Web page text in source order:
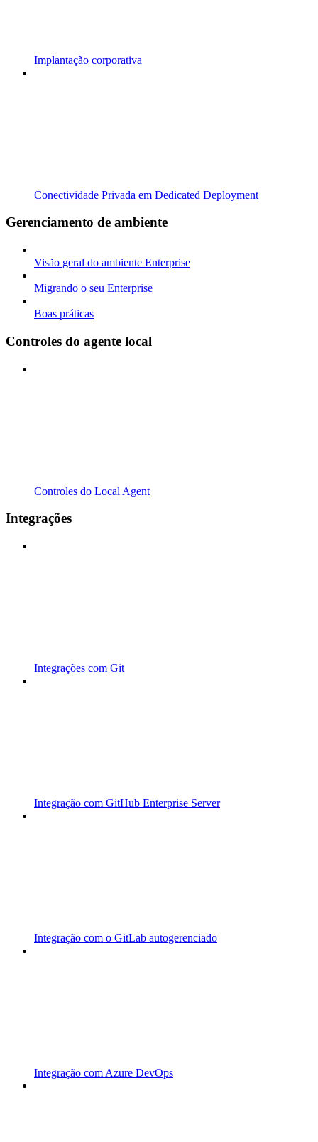
Implantação corporativa
Conectividade Privada em Dedicated Deployment
Gerenciamento de ambiente
Visão geral do ambiente Enterprise
Migrando o seu Enterprise
Boas práticas
Controles do agente local
Controles do Local Agent
Integrações
Integrações com Git
Integração com GitHub Enterprise Server
Integração com o GitLab autogerenciado
Integração com Azure DevOps